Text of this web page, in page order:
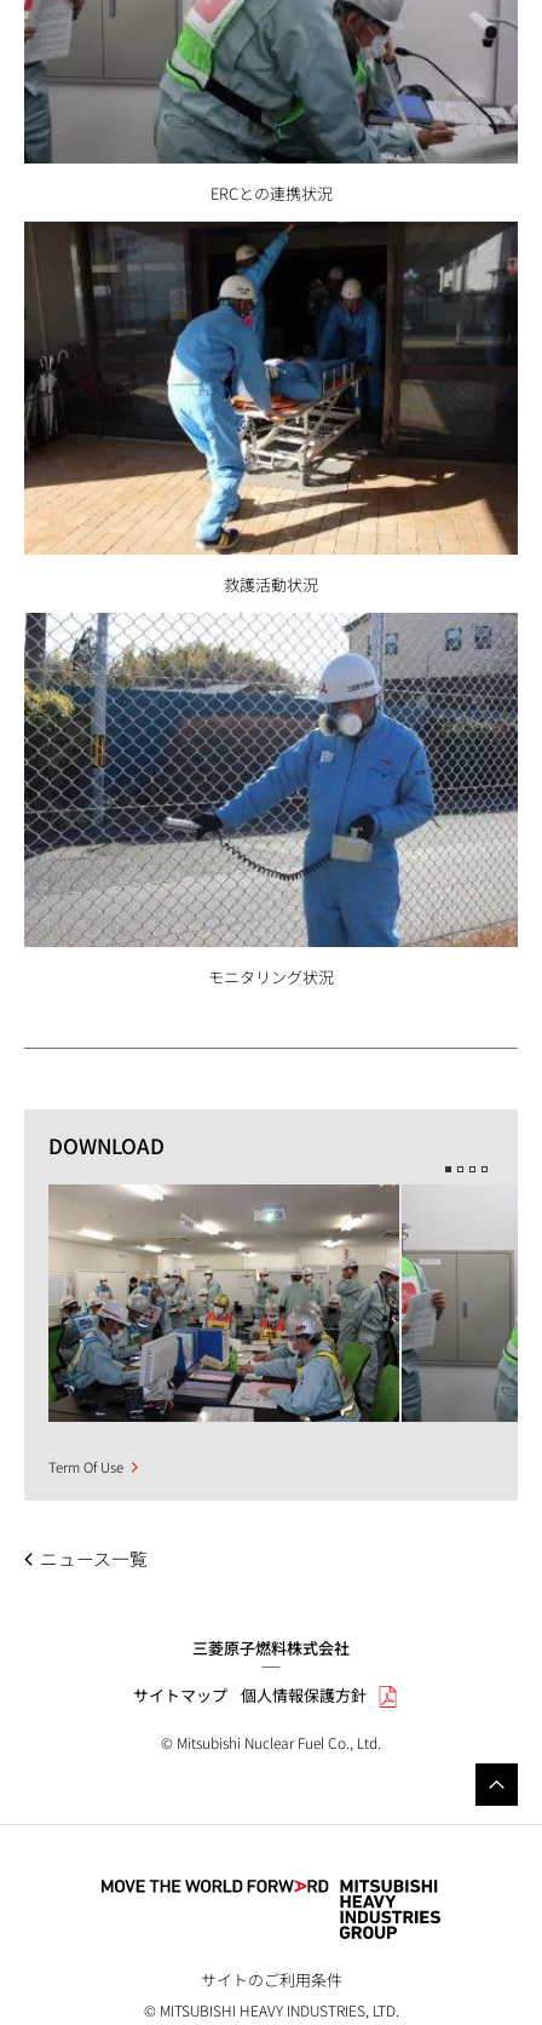
ERCとの連携状況
救護活動状況
モニタリング状況
DOWNLOAD
Term Of Use
ニュース一覧
三菱原子燃料株式会社
サイトマップ 個人情報保護方針
© Mitsubishi Nuclear Fuel Co., Ltd.
サイトのご利用条件
© MITSUBISHI HEAVY INDUSTRIES, LTD.